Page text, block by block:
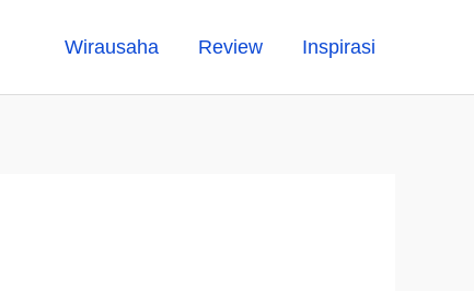
Wirausaha Review Inspirasi